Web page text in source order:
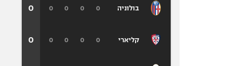
בולוניה
קליארי
0
0
0
0
0
0
0
0
0
0